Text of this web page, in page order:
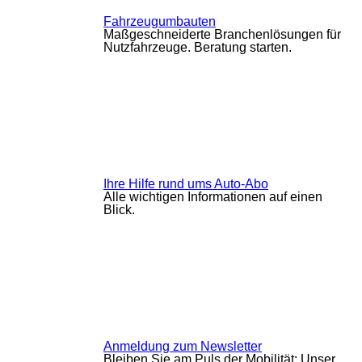
Fahrzeugumbauten
Maßgeschneiderte Branchenlösungen für
Nutzfahrzeuge. Beratung starten.
Ihre Hilfe rund ums Auto-Abo
Alle wichtigen Informationen auf einen
Blick.
Anmeldung zum Newsletter
Bleiben Sie am Puls der Mobilität: Unser